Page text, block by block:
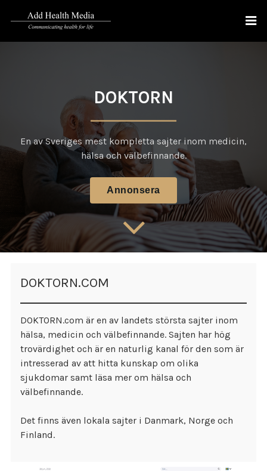
DOKTORN
En av Sveriges mest kompletta sajter inom medicin,
hälsa och välbefinnande.
Annonsera
DOKTORN.COM
DOKTORN.com är en av landets största sajter inom
hälsa, medicin och välbefinnande. Sajten har hög
trovärdighet och är en naturlig kanal för den som är
intresserad av att hitta kunskap om olika
sjukdomar samt läsa mer om hälsa och
välbefinnande.
Det finns även lokala sajter i Danmark, Norge och
Finland.